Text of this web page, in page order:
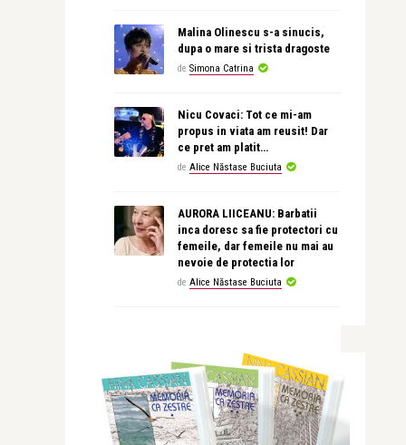
Malina Olinescu s-a sinucis,
dupa o mare si trista dragoste
de Simona Catrina
Nicu Covaci: Tot ce mi-am
propus in viata am reusit! Dar
ce pret am platit…
de Alice Năstase Buciuta
AURORA LIICEANU: Barbatii
inca doresc sa fie protectori cu
femeile, dar femeile nu mai au
nevoie de protectia lor
de Alice Năstase Buciuta